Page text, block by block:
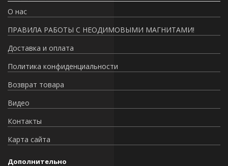
О нас
ПРАВИЛА РАБОТЫ С НЕОДИМОВЫМИ МАГНИТАМИ!
Доставка и оплата
Политика конфиденциальности
Возврат товара
Видео
Контакты
Карта сайта
Дополнительно